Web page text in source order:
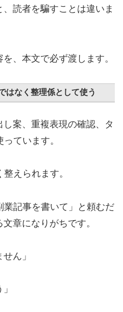
読者を騙すことは違いま
、本文で必ず渡します。
なく整理係として使う
案、重複表現の確認、タ
ています。
えられます。
業記事を書いて」と頼むだ
章になりがちです。
ん」